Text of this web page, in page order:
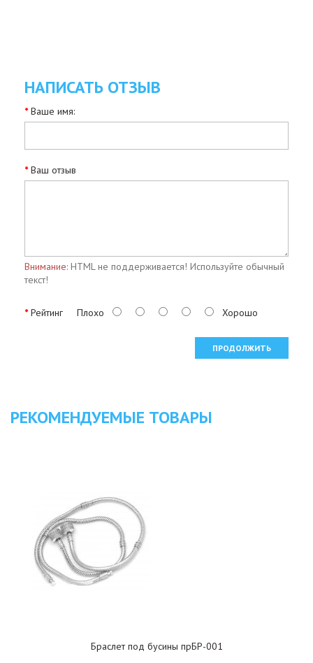
НАПИСАТЬ ОТЗЫВ
Ваше имя:
Ваш отзыв
Внимание: HTML не поддерживается! Используйте обычный
текст!
Рейтинг Плохо Хорошо
ПРОДОЛЖИТЬ
РЕКОМЕНДУЕМЫЕ ТОВАРЫ
Браслет под бусины прБР-001